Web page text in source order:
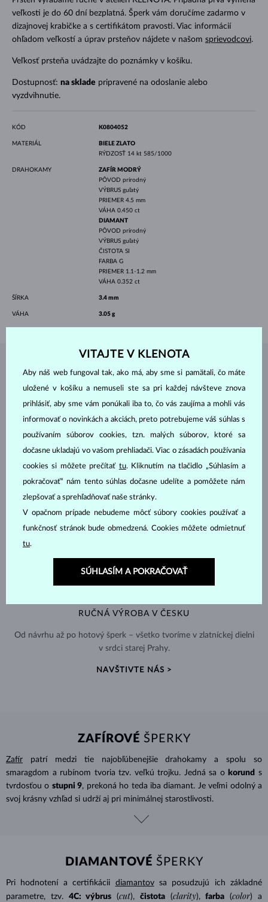
veľkosti je do 60 dní bezplatná. Šperk vám doručíme zadarmo v
dizajnovej krabičke a s certifikátom pravosti. Viac informácií
ohľadom veľkostí a úprav prsteňov nájdete v našom sprievodcovi.
Veľkosť prsteňa uvádzajte do poznámky v košíku.
Dostupnosť: na sklade pripravené na odoslanie alebo
vyzdvihnutie.
KÓD K0804052
MATERIÁL
BIELE ZLATO
RÝDZOSŤ 14 kt 585/1000
DRAHOKAMY
ZAFÍR MODRÝ
PÔVOD prírodný
VÝBRUS guľatý
PRIEMER 4.5 mm
VÁHA 0.450 ct
DIAMANT
PÔVOD prírodný
VÝBRUS guľatý
ČISTOTA SI
FARBA G
PRIEMER 1.1-1.2 mm
VÁHA 0.352 ct
ŠÍRKA 3.4 mm
VÁHA 3.05 g
ŠPERKY ZATELIÉRU KLENOTA
RUČNÁ VÝROBA V ČESKU
Od návrhu až po hotový šperk – všetko tvoríme v zlatníckej dielni
v srdci starej Prahy.
NAVŠTIVTE NÁS >
ZAFÍROVÉ ŠPERKY
Zafír
patrí medzi tie najobľúbenejšie drahokamy a spolu so
smaragdom a rubínom tvoria tzv. veľkú trojku. Jedná sa o korund s
tvrdosťou o stupni 9, prekoná ho teda iba diamant. Je veľmi odolný a
svoj krásny vzhľad si udrží aj pri minimálnej starostlivosti.
DIAMANTOVÉ ŠPERKY
Pri hodnotení a certifikácii diamantovsa posudzujú ich základné
parametre, tzv.
4C: výbrus (cut), čistota (clarity), farba (color) a
VITAJTE V KLENOTA
Aby náš web fungoval tak, ako má, aby sme si pamätali, čo máte
uložené v košíku a nemuseli ste sa pri každej návšteve znova
prihlásiť, aby sme vám ponúkali iba to, čo vás zaujíma a mohli vás
informovať o novinkách a akciách, preto potrebujeme váš súhlas s
používaním súborov cookies, tzn. malých súborov, ktoré sa
dočasne ukladajú vo vašom prehliadači. Viac o zásadách používania
cookies si môžete prečítať tu. Kliknutím na tlačidlo „Súhlasím a
pokračovať“ nám tento súhlas dočasne udelíte a pomôžete nám
zlepšovať a sprehľadňovať naše stránky.
V opačnom prípade nebudeme môcť súbory cookies používať a
funkčnosť stránok bude obmedzená. Cookies môžete odmietnuť
tu.
SÚHLASÍM A POKRAČOVAŤ